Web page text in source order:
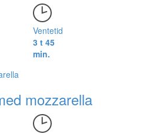
Ventetid
3 t 45
min.
mozzarella